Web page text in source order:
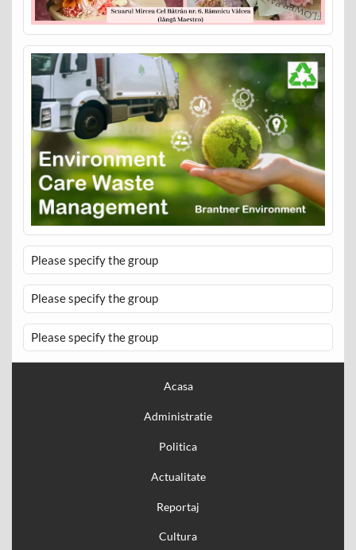
Please specify the group
Please specify the group
Please specify the group
Acasa
Administratie
Politica
Actualitate
Reportaj
Cultura